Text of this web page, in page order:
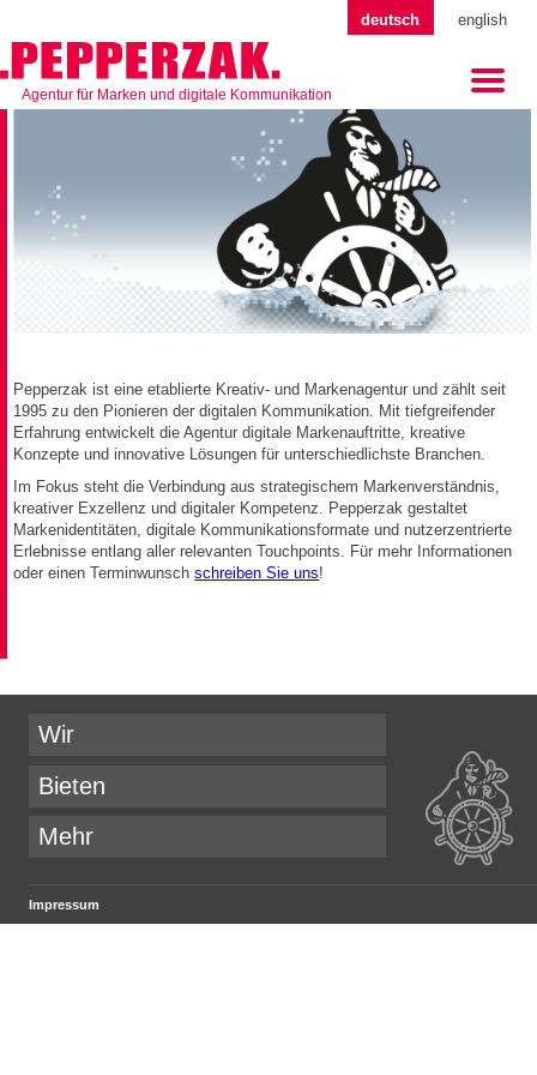
deutsch english
Agentur für Marken und digitale Kommunikation
Pepperzak ist eine etablierte Kreativ- und Markenagentur und zählt seit
1995 zu den Pionieren der digitalen Kommunikation. Mit tiefgreifender
Erfahrung entwickelt die Agentur digitale Markenauftritte, kreative
Konzepte und innovative Lösungen für unterschiedlichste Branchen.
Im Fokus steht die Verbindung aus strategischem Markenverständnis,
kreativer Exzellenz und digitaler Kompetenz. Pepperzak gestaltet
Markenidentitäten, digitale Kommunikationsformate und nutzerzentrierte
Erlebnisse entlang aller relevanten Touchpoints. Für mehr Informationen
oder einen Terminwunschschreiben Sie uns!
Wir
Bieten
Mehr
Impressum